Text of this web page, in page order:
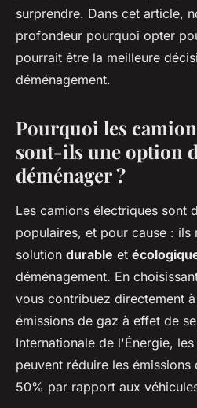
surprendre. Dans cet article,
profondeur pourquoi opter
pourrait être la meilleure
déménagement.
Pourquoi les
sont-ils une option
déménager ?
Les camions électriques sont
populaires, et pour cause : ils
solution durable et
déménagement. En
vous contribuez directement
émissions de gaz à effet de
Internationale de l'Énergie,
peuvent réduire les émissions
50% par rapport aux